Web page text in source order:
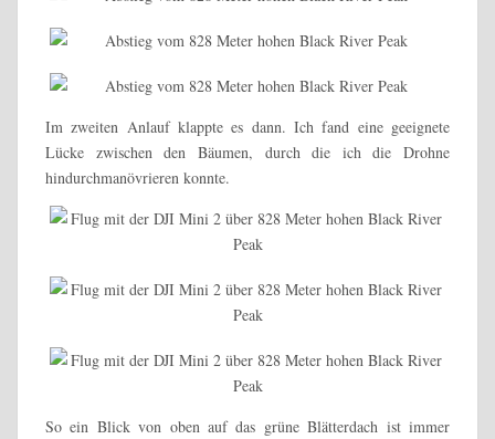
Im zweiten Anlauf klappte es dann. Ich fand eine geeignete
Lücke zwischen den Bäumen, durch die ich die Drohne
hindurchmanövrieren konnte.
So ein Blick von oben auf das grüne Blätterdach ist immer